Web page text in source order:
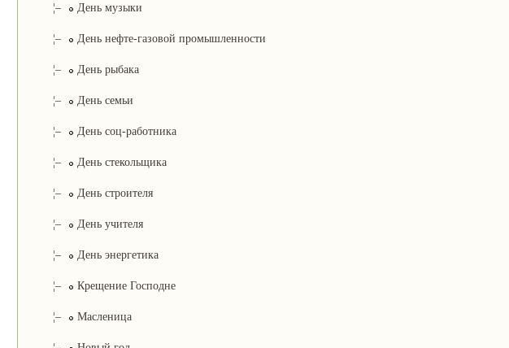
¦– День музыки
¦– День нефте-газовой промышленности
¦– День рыбака
¦– День семьи
¦– День соц-работника
¦– День стекольщика
¦– День строителя
¦– День учителя
¦– День энергетика
¦– Крещение Господне
¦– Масленица